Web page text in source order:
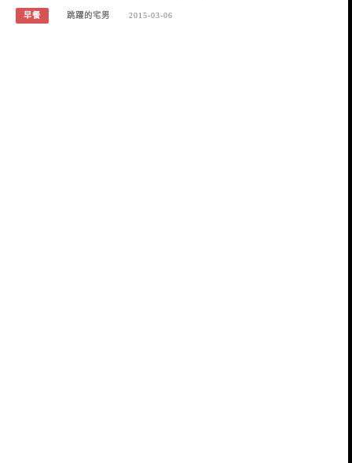
早餐 跳躍的宅男 2015-03-06